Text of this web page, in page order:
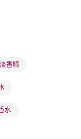
SF順豐速運或京東
香精
水